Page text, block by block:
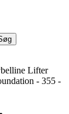
Lifter
- 355 -